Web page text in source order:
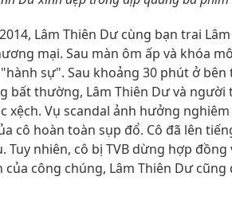
Lâm Thiên Dư cùng bạn trai
mại. Sau màn ôm ấp và khóa
sự". Sau khoảng 30 phút ở
bất thường, Lâm Thiên Dư và
xệch. Vụ scandal ảnh hưởng
cô hoàn toàn sụp đổ. Cô đã lên
Tuy nhiên, cô bị TVB dừng hợp
công chúng, Lâm Thiên Dư